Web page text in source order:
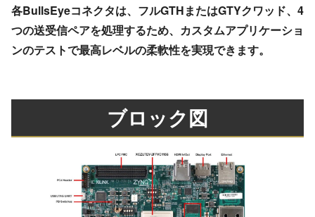
各BullsEyeコネクタは、フルGTHまたはGTYクワッド、4
つの送受信ペアを処理するため、カスタムアプリケーショ
ンのテストで最高レベルの柔軟性を実現できます。
ブロック図